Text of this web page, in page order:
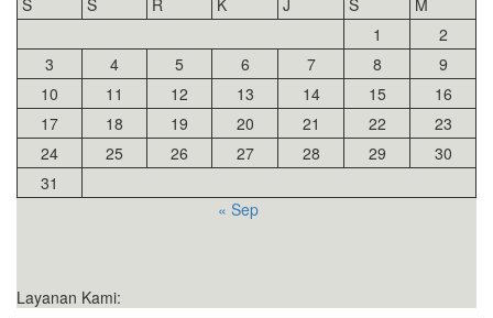
S
S R K J S
M
1
2
3
4 5 6 7 8
9
10
11 12 13 14 15
16
17
18 19 20 21 22
23
24
25 26 27 28 29
30
31
« Sep
Layanan Kami: